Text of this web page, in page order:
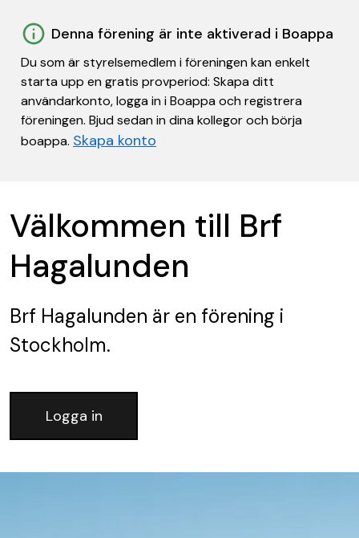
Denna förening är inte aktiverad i Boappa
Du som är styrelsemedlem i föreningen kan enkelt
starta upp en gratis provperiod: Skapa ditt
användarkonto, logga in i Boappa och registrera
föreningen. Bjud sedan in dina kollegor och börja
boappa. Skapa konto
Välkommen till Brf
Hagalunden
Brf Hagalunden är en förening i
Stockholm.
Logga in